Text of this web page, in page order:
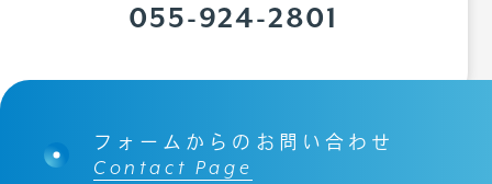
055-924-2801
フォームからのお問い合わせ
Contact Page